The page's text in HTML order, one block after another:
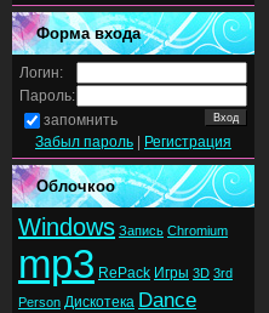
Форма входа
Логин:
Пароль:
запомнить
Забыл пароль
Регистрация
Облочкоо
Windows Запись Chromium
mp3 RePack Игры 3D 3rd
Person Дискотека Dance